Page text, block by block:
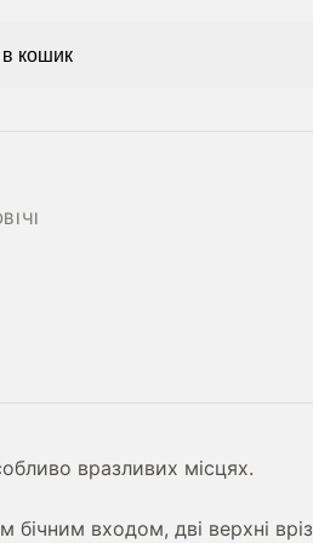
кошик
вразливих місцях.
входом, дві верхні